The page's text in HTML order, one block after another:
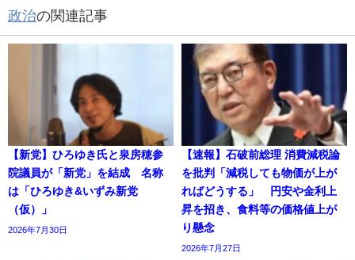
政治の関連記事
【新党】ひろゆき氏と泉房穂参
院議員が「新党」を結成 名称
は「ひろゆき&いずみ新党
（仮）」
2026年7月30日
【速報】石破前総理 消費減税論
を批判「減税しても物価が上が
ればどうする」 円安や金利上
昇を招き、食料等の価格値上が
り懸念
2026年7月27日